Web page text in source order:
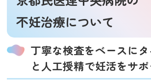
不妊治療について
丁寧な検査をベースに
と人工授精で妊活をサポ